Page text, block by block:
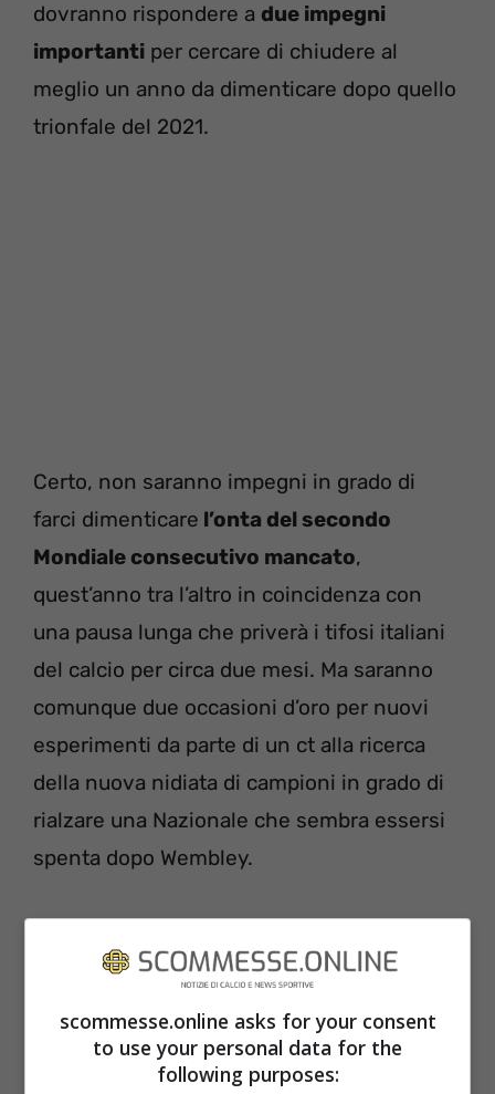
dovranno rispondere a due impegni
importanti per cercare di chiudere al
meglio un anno da dimenticare dopo quello
trionfale del 2021.
Certo, non saranno impegni in grado di
farci dimenticare l’onta del secondo
Mondiale consecutivo mancato,
quest’anno tra l’altro in coincidenza con
una pausa lunga che priverà i tifosi italiani
del calcio per circa due mesi. Ma saranno
comunque due occasioni d’oro per nuovi
esperimenti da parte di un ct alla ricerca
della nuova nidiata di campioni in grado di
rialzare una Nazionale che sembra essersi
spenta dopo Wembley.
Leggi anche -> Offerta shock per la
Supercoppa italiana: 138 milioni e diventa
Gli impegni della Nazionale di
scommesse.online asks for your consent
to use your personal data for the
following purposes: